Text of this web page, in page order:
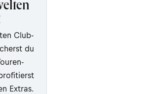
Club-
du
Extras.